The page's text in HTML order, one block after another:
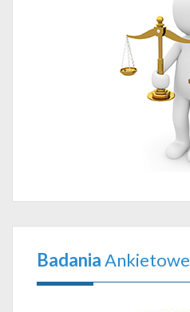
BadaniaAnkietowe